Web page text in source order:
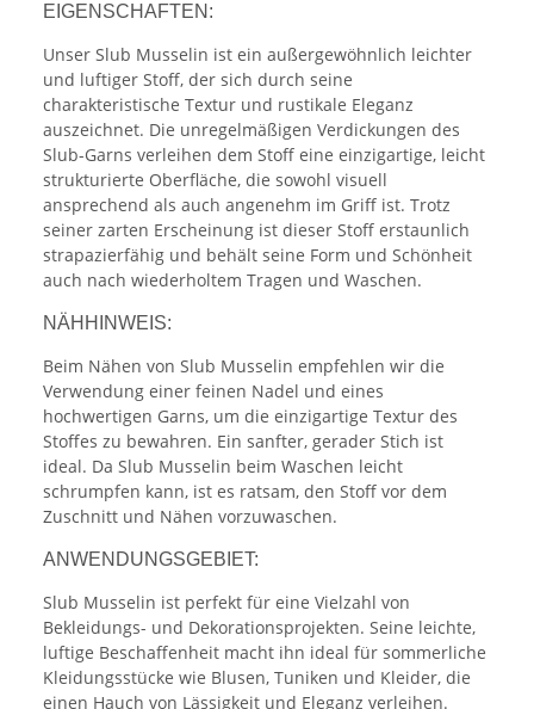
EIGENSCHAFTEN:
Unser Slub Musselin ist ein außergewöhnlich leichter
und luftiger Stoff, der sich durch seine
charakteristische Textur und rustikale Eleganz
auszeichnet. Die unregelmäßigen Verdickungen des
Slub-Garns verleihen dem Stoff eine einzigartige, leicht
strukturierte Oberfläche, die sowohl visuell
ansprechend als auch angenehm im Griff ist. Trotz
seiner zarten Erscheinung ist dieser Stoff erstaunlich
strapazierfähig und behält seine Form und Schönheit
auch nach wiederholtem Tragen und Waschen.
NÄHHINWEIS:
Beim Nähen von Slub Musselin empfehlen wir die
Verwendung einer feinen Nadel und eines
hochwertigen Garns, um die einzigartige Textur des
Stoffes zu bewahren. Ein sanfter, gerader Stich ist
ideal. Da Slub Musselin beim Waschen leicht
schrumpfen kann, ist es ratsam, den Stoff vor dem
Zuschnitt und Nähen vorzuwaschen.
ANWENDUNGSGEBIET:
Slub Musselin ist perfekt für eine Vielzahl von
Bekleidungs- und Dekorationsprojekten. Seine leichte,
luftige Beschaffenheit macht ihn ideal für sommerliche
Kleidungsstücke wie Blusen, Tuniken und Kleider, die
einen Hauch von Lässigkeit und Eleganz verleihen.